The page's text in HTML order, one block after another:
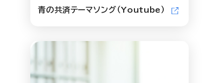
青の共済テーマソング（Youtube）